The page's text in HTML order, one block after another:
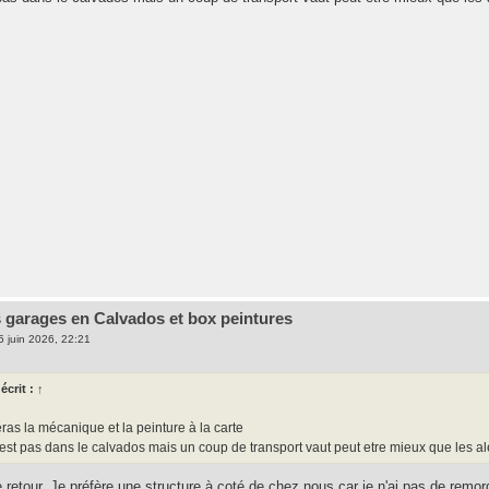
garages en Calvados et box peintures
juin 2026, 22:21
: ↑
la mécanique et la peinture à la carte
pas dans le calvados mais un coup de transport vaut peut etre mieux que les